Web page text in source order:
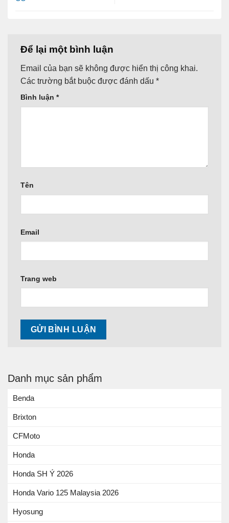
Danh mục sản phẩm
Benda
Brixton
CFMoto
Honda
Honda SH Ý 2026
Honda Vario 125 Malaysia 2026
Hyosung
Để lại một bình luận
Email của bạn sẽ không được hiển thị công khai.
Các trường bắt buộc được đánh dấu *
Bình luận *
Tên
Email
Trang web